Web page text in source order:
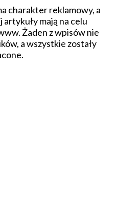
charakter reklamowy, a
artykuły mają na celu
Żaden z wpisów nie
a wszystkie zostały